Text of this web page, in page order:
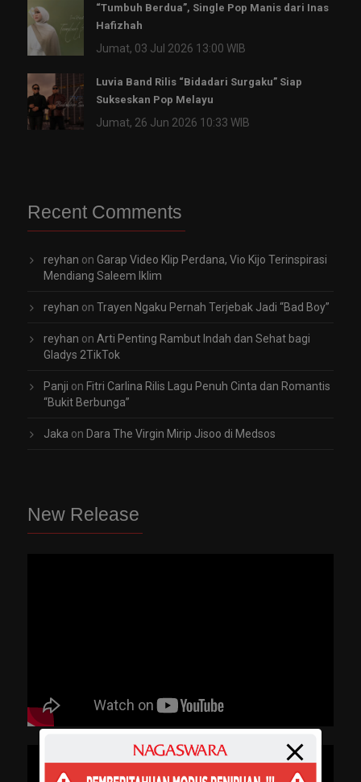
“Tumbuh Berdua”, Single Pop Manis dari Inas
Hafizhah
Jumat, 03 Jul 2026 13:00 WIB
Luvia Band Rilis “Bidadari Surgaku” Siap
Sukseskan Pop Melayu
Jumat, 26 Jun 2026 10:33 WIB
Recent Comments
reyhan on Garap Video Klip Perdana, Vio Kijo Terinspirasi
Mendiang Saleem Iklim
reyhan on Trayen Ngaku Pernah Terjebak Jadi “Bad Boy”
reyhan on Arti Penting Rambut Indah dan Sehat bagi
Gladys 2TikTok
Panji on Fitri Carlina Rilis Lagu Penuh Cinta dan Romantis
“Bukit Berbunga”
Jaka on Dara The Virgin Mirip Jisoo di Medsos
New Release